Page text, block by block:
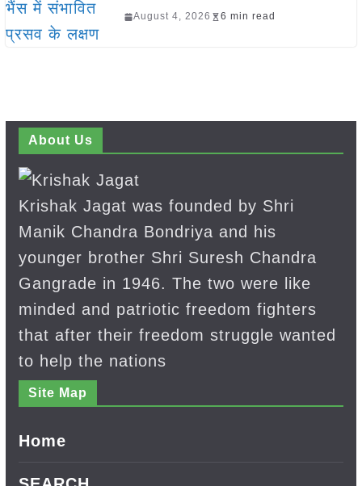
August 4, 2026 6 min read
About Us
Krishak Jagat was founded by Shri
Manik Chandra Bondriya and his
younger brother Shri Suresh Chandra
Gangrade in 1946. The two were like
minded and patriotic freedom fighters
that after their freedom struggle wanted
to help the nations
Site Map
Home